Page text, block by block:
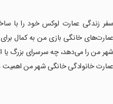
‏سفر زندگی عمارت لوکس خود را با
عمارت‌های خانگی بازی من به کمال
شهر من را می‌دهد، چه سرسرای بزرگ یا
عمارت خانوادگی خانگی شهر من اهمیت